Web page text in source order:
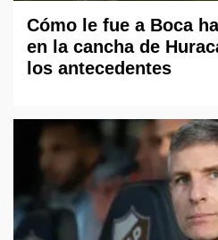
Cómo le fue a Boca
en la cancha de
los antecedentes